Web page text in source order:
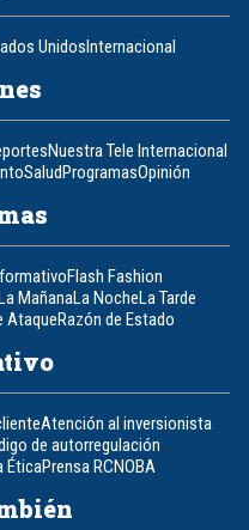
UnidosInternacional
Nuestra Tele Internacional
SaludProgramasOpinión
Flash Fashion
MañanaLa NocheLa Tarde
AtaqueRazón de Estado
Atención al inversionista
de autorregulación
ÉticaPrensa RCNOBA